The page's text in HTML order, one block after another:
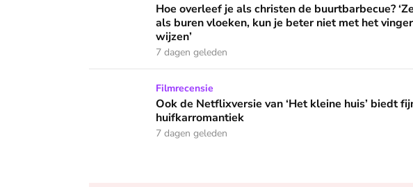
Hoe overleef je als christen de buurtbarbecue? ‘Zelfs als
Hoe overleef je als christen de buurtbarbecue?
als buren vloeken, kun je beter niet met het
wijzen’
7 dagen geleden
Ook de Netflixversie van ‘Het kleine huis’ biedt fijne
Filmrecensie
Ook de Netflixversie van ‘Het kleine huis’ biedt
huifkarromantiek
7 dagen geleden